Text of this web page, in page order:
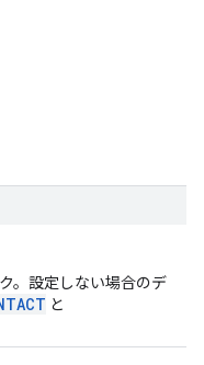
。設定しない場合のデ
と